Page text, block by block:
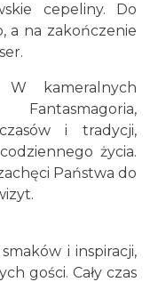
cepeliny. Do
a na zakończenie
kameralnych
i tradycji,
życia.
Państwa do
i inspiracji,
gości. Cały czas